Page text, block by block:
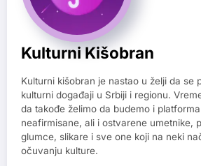
Kulturni Kišobran
Kulturni kišobran je nastao u želji da se
kulturni događaji u Srbiji i regionu.
da takođe želimo da budemo i
neafirmisane, ali i ostvarene umetnike,
glumce, slikare i sve one koji na neki
očuvanju kulture.